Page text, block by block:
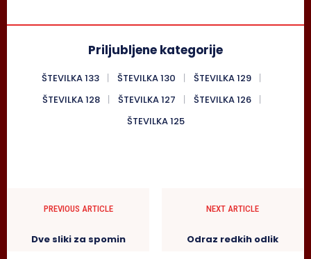
Priljubljene kategorije
ŠTEVILKA 133 ŠTEVILKA 130
ŠTEVILKA 129
ŠTEVILKA 128
ŠTEVILKA 127
ŠTEVILKA 126
ŠTEVILKA 125
PREVIOUS ARTICLE
Dve sliki za spomin
NEXT ARTICLE
Odraz redkih odlik